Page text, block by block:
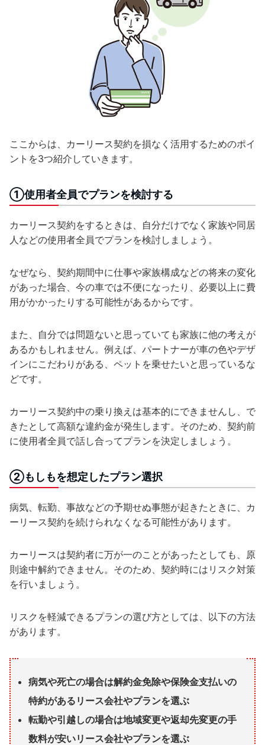
ここからは、カーリース契約を損なく活用するためのポイ
ントを3つ紹介していきます。
①使用者全員でプランを検討する
カーリース契約をするときは、自分だけでなく家族や同居
人などの使用者全員でプランを検討しましょう。
なぜなら、契約期間中に仕事や家族構成などの将来の変化
があった場合、今の車では不便になったり、必要以上に費
用がかかったりする可能性があるからです。
また、自分では問題ないと思っていても家族に他の考えが
あるかもしれません。例えば、パートナーが車の色やデザ
インにこだわりがある、ペットを乗せたいと思っているな
どです。
カーリース契約中の乗り換えは基本的にできませんし、で
きたとして高額な違約金が発生します。そのため、契約前
に使用者全員で話し合ってプランを決定しましょう。
②もしもを想定したプラン選択
病気、転勤、事故などの予期せぬ事態が起きたときに、カ
ーリース契約を続けられなくなる可能性があります。
カーリースは契約者に万が一のことがあったとしても、原
則途中解約できません。そのため、契約時にはリスク対策
を行いましょう。
リスクを軽減できるプランの選び方としては、以下の方法
があります。
病気や死亡の場合は解約金免除や保険金支払いの
特約があるリース会社やプランを選ぶ
転勤や引越しの場合は地域変更や返却先変更の手
数料が安いリース会社やプランを選ぶ